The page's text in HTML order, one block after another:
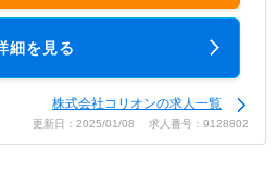
細を見る
株式会社コリオンの求人一覧
更新日：2025/01/08 求人番号：9128802